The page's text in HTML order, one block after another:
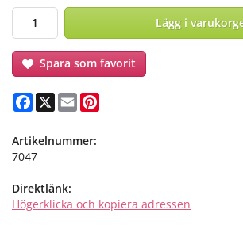
Lägg i
Spara som favorit
Facebook
X Email
Artikelnummer:
7047
Direktlänk:
Högerklicka och kopiera adressen